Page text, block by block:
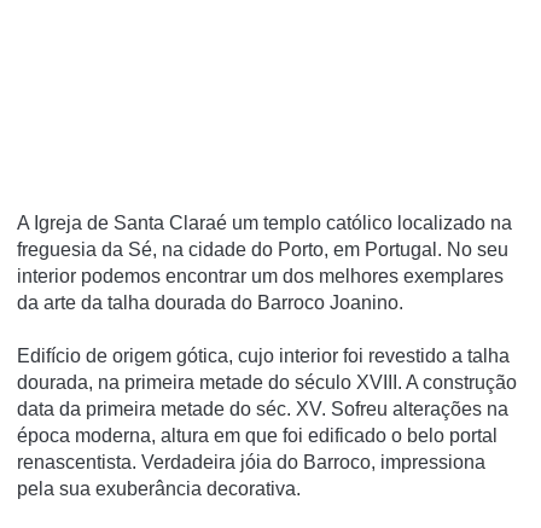
A Igreja de Santa Claraé um templo católico localizado na
freguesia da Sé, na cidade do Porto, em Portugal. No seu
interior podemos encontrar um dos melhores exemplares
da arte da talha dourada do Barroco Joanino.
Edifício de origem gótica, cujo interior foi revestido a talha
dourada, na primeira metade do século XVIII. A construção
data da primeira metade do séc. XV. Sofreu alterações na
época moderna, altura em que foi edificado o belo portal
renascentista. Verdadeira jóia do Barroco, impressiona
pela sua exuberância decorativa.